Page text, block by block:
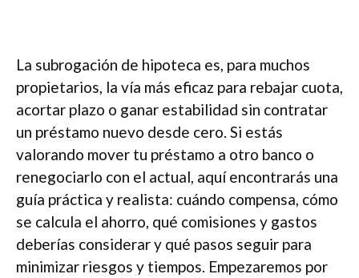
La subrogación de hipoteca es, para muchos
propietarios, la vía más eficaz para rebajar cuota,
acortar plazo o ganar estabilidad sin contratar
un préstamo nuevo desde cero. Si estás
valorando mover tu préstamo a otro banco o
renegociarlo con el actual, aquí encontrarás una
guía práctica y realista: cuándo compensa, cómo
se calcula el ahorro, qué comisiones y gastos
deberías considerar y qué pasos seguir para
minimizar riesgos y tiempos. Empezaremos por